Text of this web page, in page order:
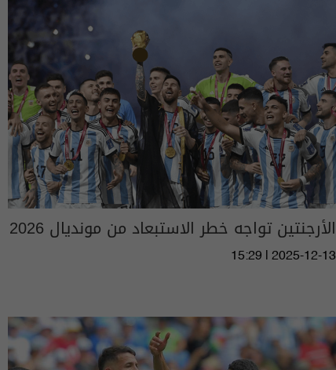
الأرجنتين تواجه خطر الاستبعاد من مونديال 2026
15:29 | 2025-12-13